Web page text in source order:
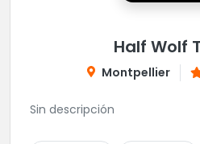
Half Wolf
Montpellier
Sin descripción